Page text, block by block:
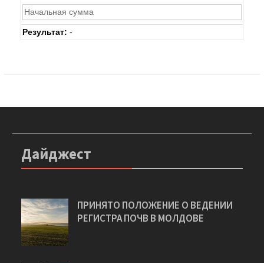
Результат: -
Дайджест
ПРИНЯТО ПОЛОЖЕНИЕ О ВЕДЕНИИ
РЕГИСТРА ПОЧВ В МОЛДОВЕ